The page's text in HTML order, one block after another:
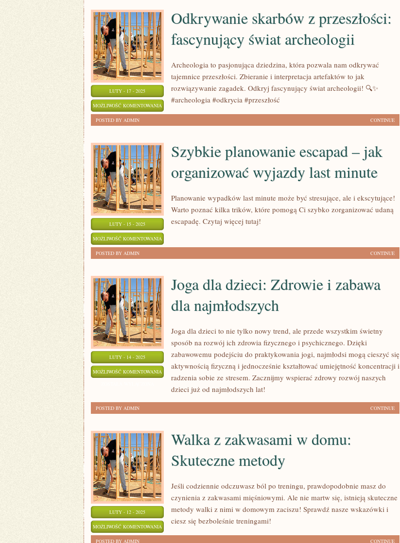
PRAWDA
FIKCJA?
LUTY - 17 - 2025
MOŻLIWOŚĆ KOMENTOWANIA
PRZESZŁOŚCI:
FASCYNUJĄCY
ARCHEOLOGII
ZOSTAŁA WYŁĄCZONA
Odkrywanie skarbów z przeszłości:
fascynujący świat archeologii
Archeologia to pasjonująca dziedzina, która pozwala nam odkrywać
tajemnice przeszłości. Zbieranie i interpretacja artefaktów to jak
rozwiązywanie zagadek. Odkryj fascynujący świat archeologii! 🔍✨
#archeologia #odkrycia #przeszłość
CONTINUE
POSTED BY ADMIN
LUTY - 15 - 2025
MOŻLIWOŚĆ KOMENTOWANIA
–
ORGANIZOWAĆ
WYJAZDY
MINUTE
ZOSTAŁA WYŁĄCZONA
Szybkie planowanie escapad – jak
organizować wyjazdy last minute
Planowanie wypadków last minute może być stresujące, ale i ekscytujące!
Warto poznać kilka trików, które pomogą Ci szybko zorganizować udaną
escapadę. Czytaj więcej tutaj!
CONTINUE
POSTED BY ADMIN
LUTY - 14 - 2025
MOŻLIWOŚĆ KOMENTOWANIA
ZABAWA
NAJMŁODSZYCH
Joga dla dzieci: Zdrowie i zabawa
dla najmłodszych
Joga dla dzieci to nie tylko nowy trend, ale przede wszystkim świetny
sposób na rozwój ich zdrowia fizycznego i psychicznego. Dzięki
zabawowemu podejściu do praktykowania jogi, najmłodsi mogą cieszyć się
aktywnością fizyczną i jednocześnie kształtować umiejętność koncentracji i
radzenia sobie ze stresem. Zacznijmy wspierać zdrowy rozwój naszych
dzieci już od najmłodszych lat!
CONTINUE
POSTED BY ADMIN
LUTY - 12 - 2025
MOŻLIWOŚĆ KOMENTOWANIA
ZOSTAŁA WYŁĄCZONA
Walka z zakwasami w domu:
Skuteczne metody
Jeśli codziennie odczuwasz ból po treningu, prawdopodobnie masz do
czynienia z zakwasami mięśniowymi. Ale nie martw się, istnieją skuteczne
metody walki z nimi w domowym zaciszu! Sprawdź nasze wskazówki i
ciesz się bezboleśnie treningami!
CONTINUE
POSTED BY ADMIN